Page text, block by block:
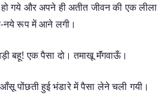
गये और अपने ही अतीत जीवन की एक लीला
नये रूप में आने लगी।
बहू! एक पैसा दो। तमाखू मॅंगवाऊँ।
आँसू पोंछती हुई भंडारे में पैसा लेने चली गयी।